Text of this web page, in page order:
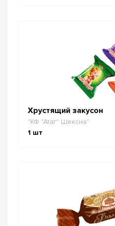
Хрустящий закусон
"КФ "Атаг" Шексна"
1 шт